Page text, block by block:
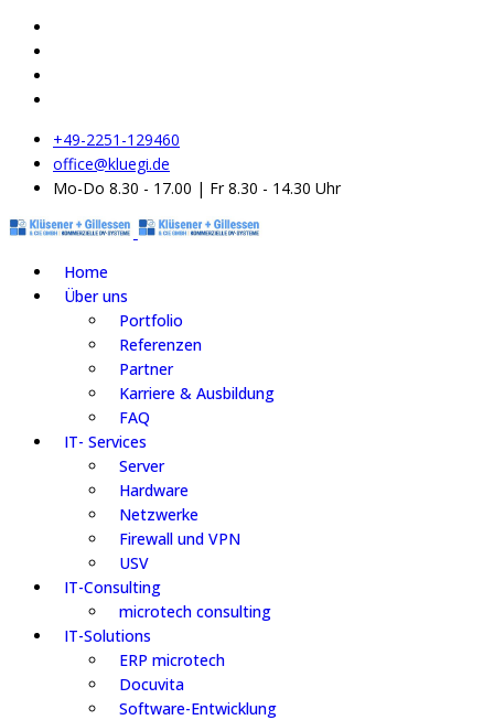
+49-2251-129460
office@kluegi.de
Mo-Do 8.30 - 17.00 | Fr 8.30 - 14.30 Uhr
Home
Über uns
Portfolio
Referenzen
Partner
Karriere & Ausbildung
FAQ
IT- Services
Server
Hardware
Netzwerke
Firewall und VPN
USV
IT-Consulting
microtech consulting
IT-Solutions
ERP microtech
Docuvita
Software-Entwicklung